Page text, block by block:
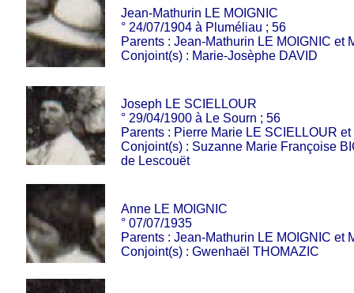
Jean-Mathurin LE MOIGNIC
° 24/07/1904 à Pluméliau ; 56
Parents : Jean-Mathurin LE MOIGNIC et
Conjoint(s) : Marie-Josèphe DAVID
Joseph LE SCIELLOUR
° 29/04/1900 à Le Sourn ; 56
Parents : Pierre Marie LE SCIELLOUR
Conjoint(s) : Suzanne Marie Françoise
de Lescouët
Anne LE MOIGNIC
° 07/07/1935
Parents : Jean-Mathurin LE MOIGNIC et
Conjoint(s) : Gwenhaël THOMAZIC